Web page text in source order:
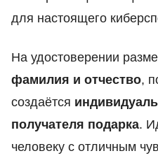
для настоящего
На удостоверении
фамилия и отчество,
создаётся
получателя подарка.
человеку с отличным